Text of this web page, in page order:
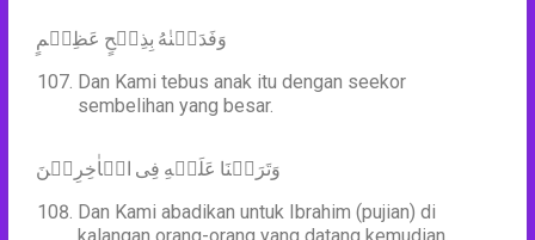
وَفَدَيۡنٰهُ بِذِبۡحٍ عَظِيۡمٍ
Dan Kami tebus anak itu dengan seekor
sembelihan yang besar.
Dan Kami abadikan untuk Ibrahim (pujian) di
kalangan orang-orang yang datang kemudian.